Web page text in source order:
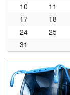
10
11
17
18
24
25
31